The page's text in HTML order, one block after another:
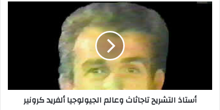
أستاذ التشريح تاجاثاث وعالم الجيولوجيا ألفريد كرونير